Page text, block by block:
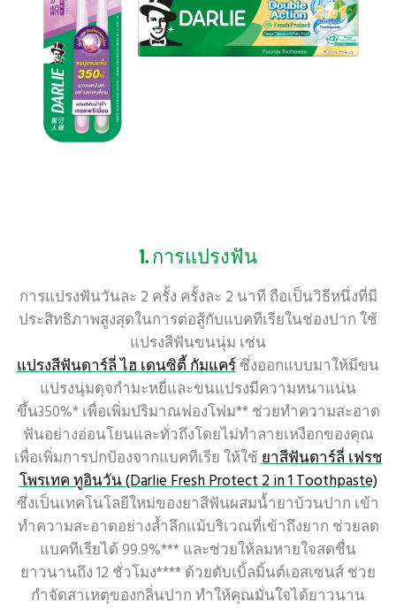
1. การแปรงฟัน
การแปรงฟันวันละ 2 ครั้ง ครั้งละ 2 นาที ถือเป็นวิธีหนึ่งที่มี
ประสิทธิภาพสูงสุดในการต่อสู้กับแบคทีเรียในช่องปาก ใช้
แปรงสีฟันขนนุ่ม เช่น
แปรงสีฟันดาร์ลี่ ไฮ เดนซิตี้ กัมแคร์ซึ่งออกแบบมาให้มีขน
แปรงนุ่มดุจกำมะหยี่และขนแปรงมีความหนาแน่น
ขึ้น350%* เพื่อเพิ่มปริมาณฟองโฟม** ช่วยทำความสะอาด
ฟันอย่างอ่อนโยนและทั่วถึงโดยไม่ทำลายเหงือกของคุณ
เพื่อเพิ่มการปกป้องจากแบคทีเรีย ให้ใช้ยาสีฟันดาร์ลี่ เฟรช
โพรเทค ทูอินวัน (Darlie Fresh Protect 2 in 1 Toothpaste)
ซึ่งเป็นเทคโนโลยีใหม่ของยาสีฟันผสมน้ำยาบ้วนปาก เข้า
ทำความสะอาดอย่างล้ำลึกแม้บริเวณที่เข้าถึงยาก ช่วยลด
แบคทีเรียได้ 99.9%*** และช่วยให้ลมหายใจสดชื่น
ยาวนานถึง 12 ชั่วโมง**** ด้วยดับเบิ้ลมิ้นต์เอสเซนส์ ช่วย
กำจัดสาเหตุของกลิ่นปาก ทำให้คุณมั่นใจได้ยาวนาน